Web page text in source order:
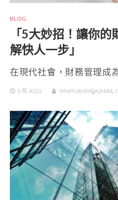
BLOG
「5大妙招！讓你
解快人一步」
在現代社會，財務管理成
3 年 AGO